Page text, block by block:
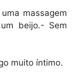
massagem
beijo.- Sem
muito íntimo.